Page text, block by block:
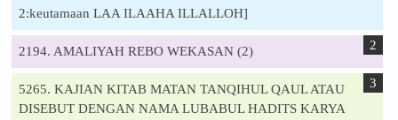
2:keutamaan LAA ILAAHA ILLALLOH]
2194. AMALIYAH REBO WEKASAN (2)
5265. KAJIAN KITAB MATAN TANQIHUL QAUL ATAU
DISEBUT DENGAN NAMA LUBABUL HADITS KARYA